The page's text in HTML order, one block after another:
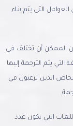
التي يتم بناء
الممكن أن تختلف في
يتم الترجمة إليها
الذين يرغبون في
التي يكون عدد